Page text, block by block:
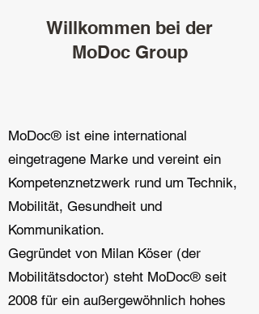
Willkommen bei der
MoDoc Group
MoDoc®️ ist eine international
eingetragene Marke und vereint ein
Kompetenznetzwerk rund um Technik,
Mobilität, Gesundheit und
Kommunikation.
Gegründet von Milan Köser (der
Mobilitätsdoctor) steht MoDoc®️ seit
2008 für ein außergewöhnlich hohes